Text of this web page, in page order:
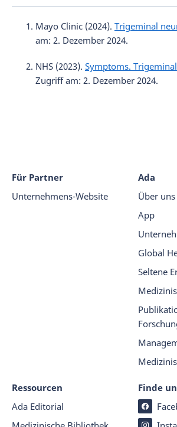
Mayo Clinic (2024). Trigeminal
am: 2. Dezember 2024.
NHS (2023). Symptoms.
Zugriff am: 2. Dezember 2024.
Für Partner
Unternehmens-Website
Ada
Über uns
App
Global
Seltene
Ressourcen
Ada Editorial
Finde